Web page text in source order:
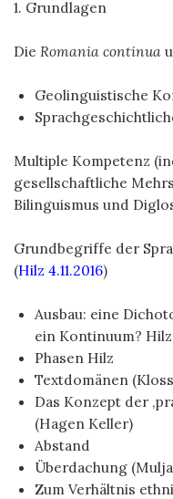
1. Grundlagen
Die Romania continua
Geolinguistische
Multiple Kompetenz
gesellschaftliche
Bilinguismus und
Grundbegriffe der
(Hilz 4.11.2016)
Ausbau: eine
ein Kontinuum? Hilz
Phasen Hilz
Textdomänen
Das Konzept der
(Hagen Keller)
Abstand
Überdachung
Zum Verhältnis